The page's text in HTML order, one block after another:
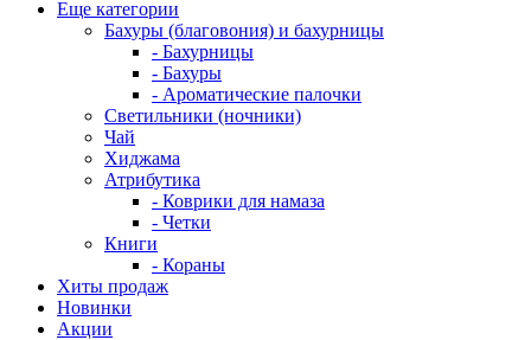
Еще категории
Бахуры (благовония) и бахурницы
- Бахурницы
- Бахуры
- Ароматические палочки
Светильники (ночники)
Чай
Хиджама
Атрибутика
- Коврики для намаза
- Четки
Книги
- Кораны
Хиты продаж
Новинки
Акции